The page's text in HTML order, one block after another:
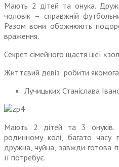
Мають 2 дітей та онука.
чоловік – справжній
Разом вони обожнюють
враження.
Секрет сімейного щастя цієї
Життєвий девіз: робити
Лучицьких Станіслава
Мають 2 дітей та 3 онуків.
родинному колі, багато часу
дружна, чуйна, завжди готова
її потребує.